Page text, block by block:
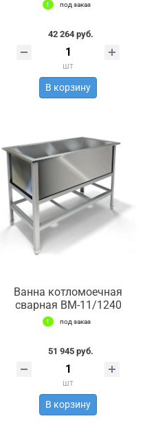
под заказ
42 264 руб.
шт
В корзину
Ванна котломоечная
сварная ВМ-11/1240
под заказ
51 945 руб.
шт
В корзину